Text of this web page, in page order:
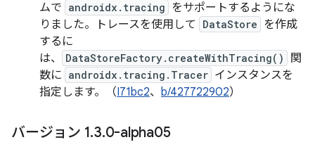
ムで androidx.tracing をサポートするようにな
りました。トレースを使用して
DataStore を作成
するに
は、
DataStoreFactory.createWithTracing()
関
数に androidx.tracing.Tracer インスタンスを
指定します。（I71bc2、 b/427722902）
バージョン 1.3.0-alpha05